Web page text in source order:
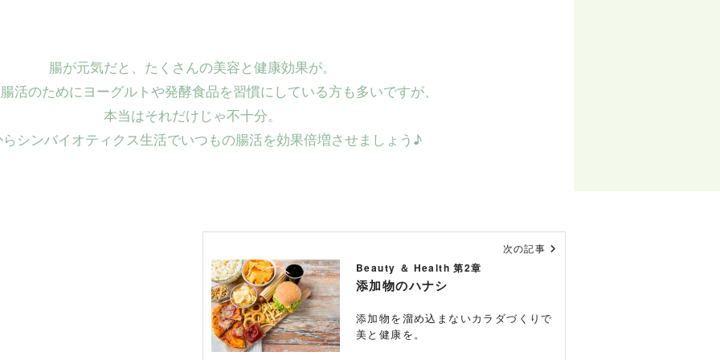
腸が元気だと、たくさんの美容と健康効果が。
活のためにヨーグルトや発酵食品を習慣にしている方も多いですが、
本当はそれだけじゃ不十分。
シンバイオティクス生活でいつもの腸活を効果倍増させましょう♪
次の記事
Beauty ＆ Health 第2章
添加物のハナシ
添加物を溜め込まないカラダづくりで
美と健康を。